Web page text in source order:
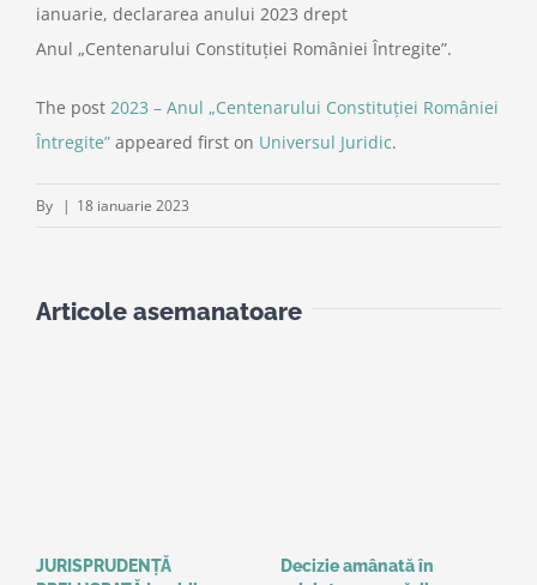
ianuarie, declararea anului 2023 drept
Anul „Centenarului Constituției României Întregite”.
The post 2023 – Anul „Centenarului Constituției României
Întregite” appeared first on Universul Juridic.
By | 18 ianuarie 2023
Articole asemanatoare
JURISPRUDENȚĂ
Decizie amânată în